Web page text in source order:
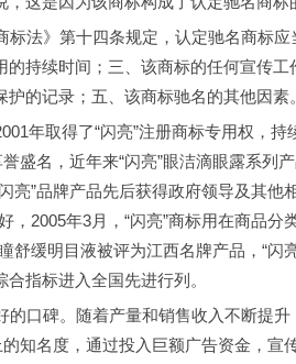
法》第十四条规定，认定驰名商标应
持续时间；三、该商标的任何宣传
的记录；五、该商标驰名的其他因素。
年取得了“闪亮”注册商标专用权，持
盛名，近年来“闪亮”眼洁滴眼露系列
亮”品牌产品先后获得政府领导及其他
，2005年3月，“闪亮”商标用在商品分
舒缓明目液被评为江西名牌产品，“闪
指标进入全国先进行列。
口碑。随着产量和销售收入不断提升
知名度，通过投入巨额广告资金，宣